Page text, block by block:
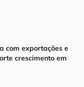
com exportações e
crescimento em